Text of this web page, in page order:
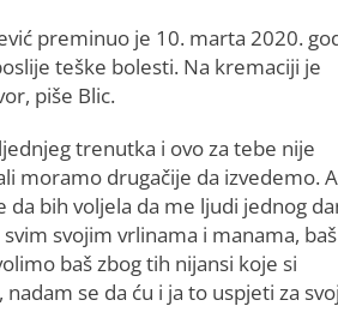
preminuo je 10. marta 2020.
teške bolesti. Na kremaciji je
piše Blic.
trenutka i ovo za tebe nije
moramo drugačije da izvedemo.
da bih voljela da me ljudi jednog
svojim vrlinama i manama,
baš zbog tih nijansi koje si
se da ću i ja to uspjeti za